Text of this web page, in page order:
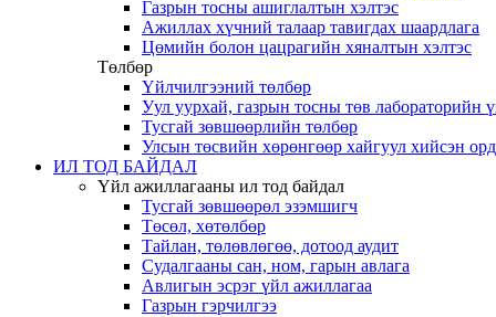
Газрын тосны ашиглалтын хэлтэс
Ажиллах хүчний талаар тавигдах шаардлага
Цөмийн болон цацрагийн хяналтын хэлтэс
Төлбөр
Үйлчилгээний төлбөр
Уул уурхай, газрын тосны төв лабораторийн
Тусгай зөвшөөрлийн төлбөр
Улсын төсвийн хөрөнгөөр хайгуул хийсэн
ИЛ ТОД БАЙДАЛ
Үйл ажиллагааны ил тод байдал
Тусгай зөвшөөрөл эзэмшигч
Төсөл, хөтөлбөр
Тайлан, төлөвлөгөө, дотоод аудит
Судалгааны сан, ном, гарын авлага
Авлигын эсрэг үйл ажиллагаа
Газрын гэрчилгээ